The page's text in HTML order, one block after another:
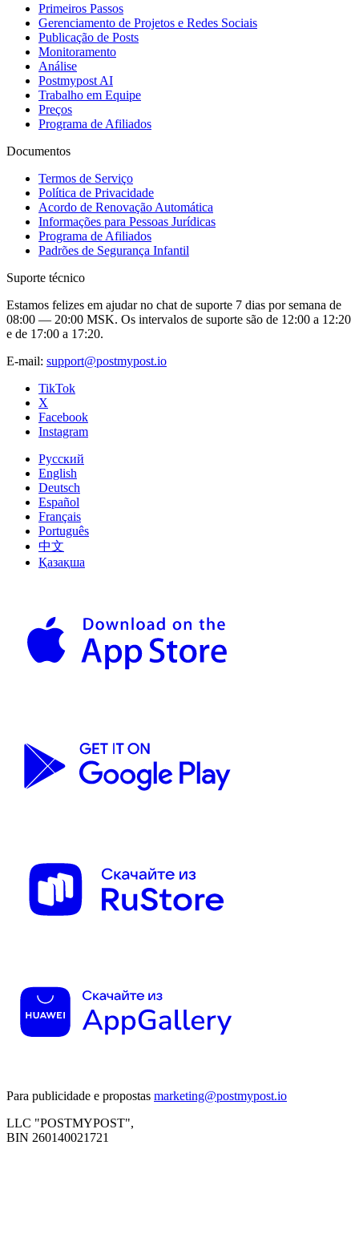
Primeiros Passos
Gerenciamento de Projetos e Redes Sociais
Publicação de Posts
Monitoramento
Análise
Postmypost AI
Trabalho em Equipe
Preços
Programa de Afiliados
Documentos
Termos de Serviço
Política de Privacidade
Acordo de Renovação Automática
Informações para Pessoas Jurídicas
Programa de Afiliados
Padrões de Segurança Infantil
Suporte técnico
Estamos felizes em ajudar no chat de suporte 7 dias por semana de
08:00 — 20:00 MSK. Os intervalos de suporte são de 12:00 a 12:20
e de 17:00 a 17:20.
E-mail: support@postmypost.io
TikTok
X
Facebook
Instagram
Русский
English
Deutsch
Español
Français
Português
中文
Қазақша
Para publicidade e propostas marketing@postmypost.io
LLC "POSTMYPOST",
BIN 260140021721